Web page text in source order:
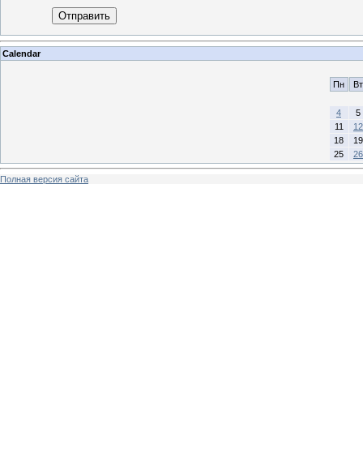
Отправить
Calendar
Пн Вт
4
5
11
12
18
19
25
26
Полная версия сайта